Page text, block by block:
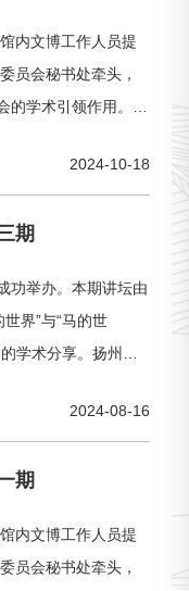
内文博工作人员提
员会秘书处牵头，
的学术引领作用。10
《高质量发展视野
术讲坛。专家介绍
2024-10-18
期
功举办。本期讲坛由
界”与“马的世
学术分享。扬州中
京大学历史学院考
学会常务副会长、
2024-08-16
期
内文博工作人员提
员会秘书处牵头，